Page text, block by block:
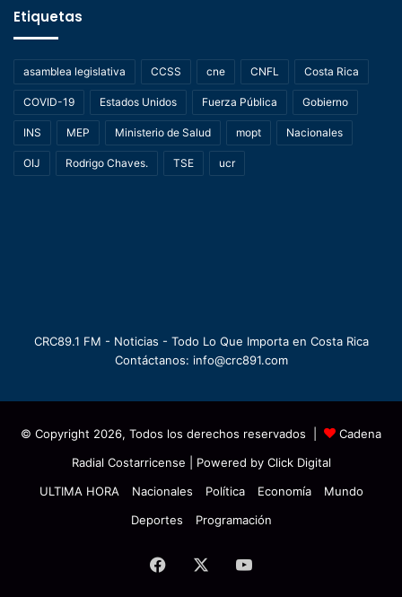
Etiquetas
asamblea legislativa CCSS cne CNFL Costa Rica
COVID-19 Estados Unidos Fuerza Pública Gobierno
INS MEP Ministerio de Salud mopt Nacionales
OIJ Rodrigo Chaves. TSE ucr
CRC89.1 FM - Noticias - Todo Lo Que Importa en Costa Rica
Contáctanos: info@crc891.com
© Copyright 2026, Todos los derechos reservados |
Cadena
Radial Costarricense | Powered by Click Digital
ULTIMA HORA
Nacionales Política Economía
Mundo
Deportes
Programación
Facebook YouTube